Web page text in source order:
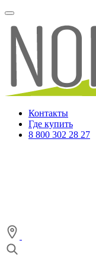
Контакты
Где купить
8 800 302 28 27